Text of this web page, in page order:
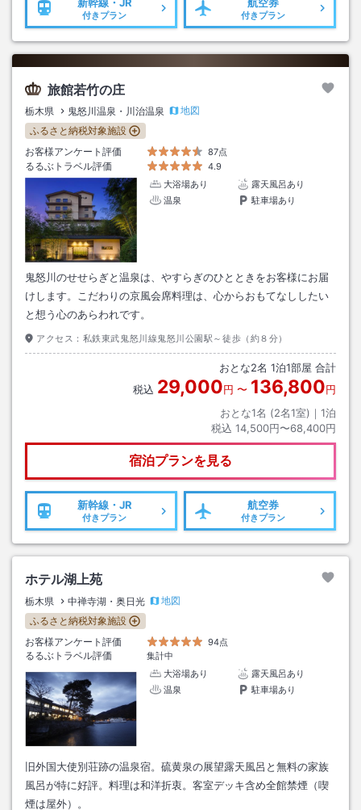
付きプラン 付きプラン
旅館若竹の庄
栃木県 鬼怒川温泉・川治温泉
地図
ふるさと納税対象施設
お客様アンケート評価
87点
るるぶトラベル評価
4.9
大浴場あり
露天風呂あり
温泉
駐車場あり
鬼怒川のせせらぎと温泉は、やすらぎのひとときをお客様にお届
けします。こだわりの京風会席料理は、心からおもてなししたい
と想う心のあらわれです。
アクセス： 私鉄東武鬼怒川線鬼怒川公園駅～徒歩（約８分）
おとな2名 1泊1部屋 合計
税込 29,000円 〜 136,800円
おとな1名 (2名1室)｜ 1泊
税込 14,500円〜68,400円
宿泊プランを見る
新幹線・JR
付きプラン
航空券
付きプラン
ホテル湖上苑
栃木県 中禅寺湖・奥日光
地図
ふるさと納税対象施設
お客様アンケート評価
94点
るるぶトラベル評価
集計中
大浴場あり
露天風呂あり
温泉
駐車場あり
旧外国大使別荘跡の温泉宿。硫黄泉の展望露天風呂と無料の家族
風呂が特に好評。料理は和洋折衷。客室デッキ含め全館禁煙（喫
煙は屋外）。